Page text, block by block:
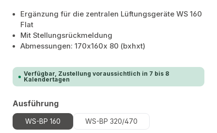
Ergänzung für die zentralen Lüftungsgeräte WS 160
Flat
Mit Stellungsrückmeldung
Abmessungen: 170x160x 80 (bxhxt)
Verfügbar, Zustellung voraussichtlich in 7 bis 8
Kalendertagen
Ausführungauswählen
WS-BP 160 WS-BP 320/470